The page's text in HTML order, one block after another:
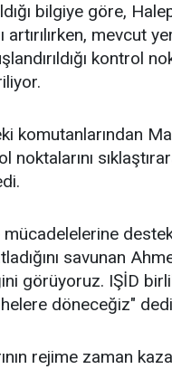
bilgiye göre,
artırılırken,
kontrol
komutanlarından
noktalarını
savunan
görüyoruz. IŞİD
döneceğiz"
rejime zaman